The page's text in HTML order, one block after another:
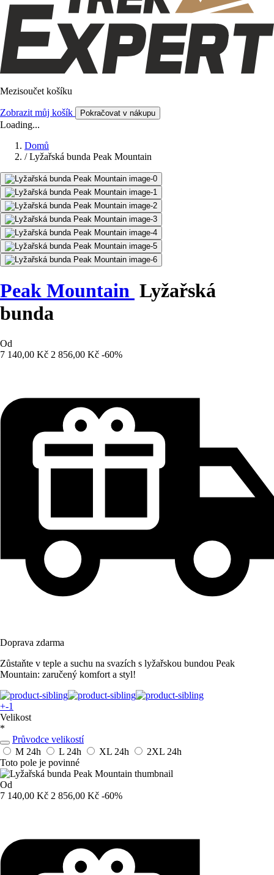
Mezisoučet košíku
Zobrazit můj košík Pokračovat v nákupu
Loading...
Domů
/ Lyžařská bunda Peak Mountain
Peak Mountain Lyžařská
bunda
Od
7 140,00 Kč 2 856,00 Kč -60%
Doprava zdarma
Zůstaňte v teple a suchu na svazích s lyžařskou bundou Peak
Mountain: zaručený komfort a styl!
+-1
Velikost
*
Průvodce velikostí
M 24h L 24h XL 24h 2XL 24h
Toto pole je povinné
Od
7 140,00 Kč 2 856,00 Kč -60%